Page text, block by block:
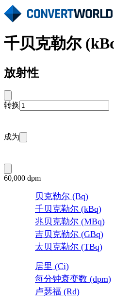
千贝克勒尔
放射性
转换
成为
60,000 dpm
贝克勒尔 (Bq)
千贝克勒尔 (kBq)
兆贝克勒尔 (MBq)
吉贝克勒尔 (GBq)
太贝克勒尔 (TBq)
居里 (Ci)
每分钟衰变数 (dpm)
卢瑟福 (Rd)